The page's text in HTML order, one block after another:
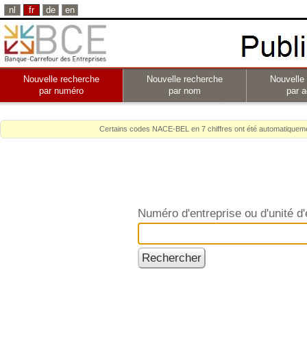
nl fr de en
Nouvelle recherche
par numéro
Nouvelle recherche
par nom
par
Certains codes NACE-BEL en 7 chiffres ont été
Numéro d'entreprise ou d'unité